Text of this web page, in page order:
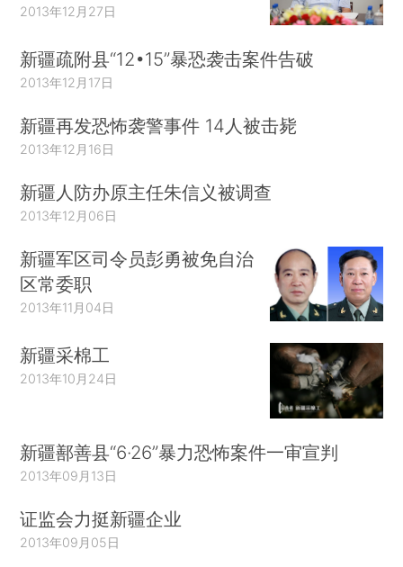
2013年12月27日
新疆疏附县“12•15”暴恐袭击案件告破
2013年12月17日
新疆再发恐怖袭警事件 14人被击毙
2013年12月16日
新疆人防办原主任朱信义被调查
2013年12月06日
新疆军区司令员彭勇被免自治
区常委职
2013年11月04日
新疆采棉工
2013年10月24日
新疆鄯善县“6·26”暴力恐怖案件一审宣判
2013年09月13日
证监会力挺新疆企业
2013年09月05日